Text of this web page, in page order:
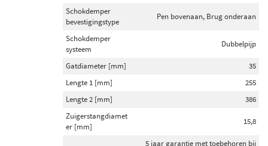
Schokdemper
bevestigingstype
Pen bovenaan, Brug onderaan
Schokdemper
systeem
Dubbelpijp
Gatdiameter [mm]
35
Lengte 1 [mm]
255
Lengte 2 [mm]
386
Zuigerstangdiamet
er [mm]
15,8
5 jaar garantie met toebehoren bij